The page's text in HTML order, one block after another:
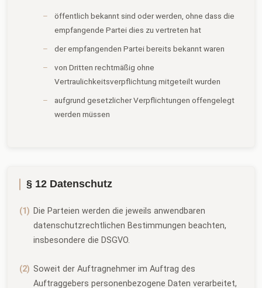
öffentlich bekannt sind oder werden, ohne dass die
empfangende Partei dies zu vertreten hat
der empfangenden Partei bereits bekannt waren
von Dritten rechtmäßig ohne
Vertraulichkeitsverpflichtung mitgeteilt wurden
aufgrund gesetzlicher Verpflichtungen offengelegt
werden müssen
§ 12 Datenschutz
Die Parteien werden die jeweils anwendbaren
datenschutzrechtlichen Bestimmungen beachten,
insbesondere die DSGVO.
Soweit der Auftragnehmer im Auftrag des
Auftraggebers personenbezogene Daten verarbeitet,